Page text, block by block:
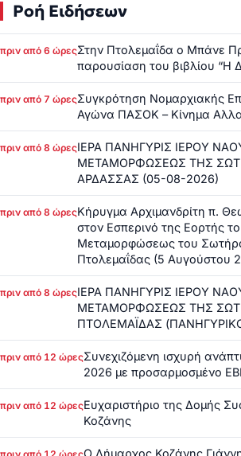
Ροή Ειδήσεων
πριν από 6 ώρεςΣτην Πτολεμαΐδα ο Μπάνε
παρουσίαση του βιβλίου “Η
πριν από 7 ώρεςΣυγκρότηση Νομαρχιακής
Αγώνα ΠΑΣΟΚ – Κίνημα
πριν από 8 ώρεςΙΕΡΑ ΠΑΝΗΓΥΡΙΣ ΙΕΡΟΥ
ΜΕΤΑΜΟΡΦΩΣΕΩΣ ΤΗΣ
ΑΡΔΑΣΣΑΣ (05-08-2026)
πριν από 8 ώρεςΚήρυγμα Αρχιμανδρίτη π.
στον Εσπερινό της Εορτής
Μεταμορφώσεως του
Πτολεμαΐδας (5 Αυγούστου
πριν από 8 ώρεςΙΕΡΑ ΠΑΝΗΓΥΡΙΣ ΙΕΡΟΥ
ΜΕΤΑΜΟΡΦΩΣΕΩΣ ΤΗΣ
ΠΤΟΛΕΜΑΪΔΑΣ
πριν από 12 ώρεςΣυνεχιζόμενη ισχυρή
2026 με προσαρμοσμένο
πριν από 12 ώρεςΕυχαριστήριο της Δομής
Κοζάνης